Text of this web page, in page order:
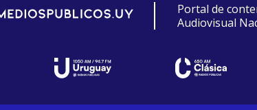
Portal de
Audiovisual